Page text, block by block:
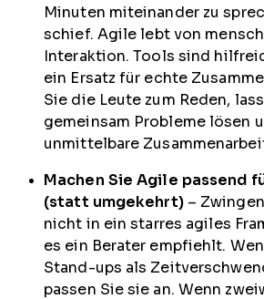
Minuten miteinander zu
schief. Agile lebt von
Interaktion. Tools sind
ein Ersatz für echte
Sie die Leute zum Reden,
gemeinsam Probleme lösen
unmittelbare
Machen Sie Agile passend
(statt umgekehrt)– Zwingen
nicht in ein starres agiles
es ein Berater empfiehlt.
Stand-ups als
passen Sie sie an. Wenn